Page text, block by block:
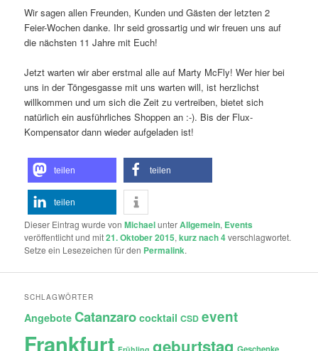
Wir sagen allen Freunden, Kunden und Gästen der letzten 2
Feier-Wochen danke. Ihr seid grossartig und wir freuen uns auf
die nächsten 11 Jahre mit Euch!
Jetzt warten wir aber erstmal alle auf Marty McFly! Wer hier bei
uns in der Töngesgasse mit uns warten will, ist herzlichst
willkommen und um sich die Zeit zu vertreiben, bietet sich
natürlich ein ausführliches Shoppen an :-). Bis der Flux-
Kompensator dann wieder aufgeladen ist!
teilen teilen
teilen
Dieser Eintrag wurde vonMichaelunterAllgemein, Events
veröffentlicht und mit21. Oktober 2015,kurz nach 4verschlagwortet.
Setze ein Lesezeichen für den Permalink.
SCHLAGWÖRTER
Angebote Catanzaro cocktail CSD event
Frankfurt geburtstag